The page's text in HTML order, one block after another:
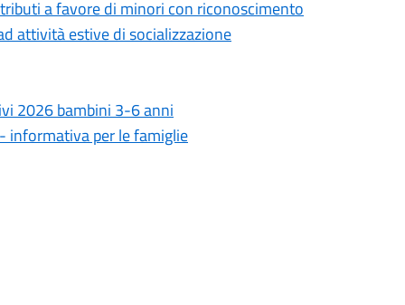
a favore di minori con riconoscimento
attività estive di socializzazione
2026 bambini 3-6 anni
informativa per le famiglie